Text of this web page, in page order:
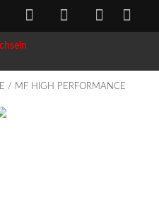
/ MF HIGH PERFORMANCE